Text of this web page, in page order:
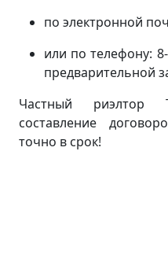
по электронной
или по телефону:
предварительной
Частный риэлтор
составление
точно в срок!